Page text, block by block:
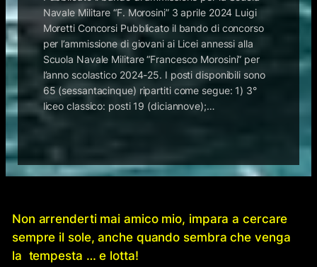
Navale Militare “F. Morosini” 3 aprile 2024 Luigi
Moretti Concorsi Pubblicato il bando di concorso
per l’ammissione di giovani ai Licei annessi alla
Scuola Navale Militare “Francesco Morosini” per
l’anno scolastico 2024-25. I posti disponibili sono
65 (sessantacinque) ripartiti come segue: 1) 3°
liceo classico: posti 19 (diciannove);…
Non arrenderti mai amico mio, impara a cercare
sempre il sole, anche quando sembra che venga
la tempesta … e lotta!